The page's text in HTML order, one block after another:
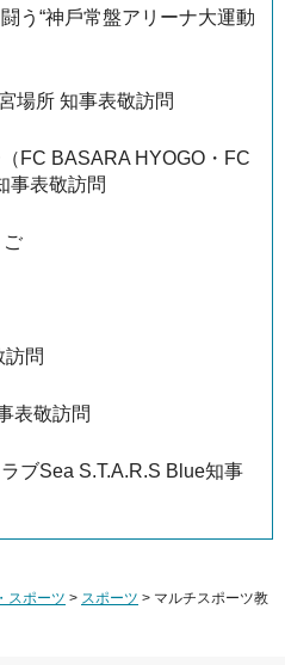
う“神⼾常盤アリーナ⼤運動
場所 知事表敬訪問
FC BASARA HYOGO・FC
事表敬訪問
ご
訪問
表敬訪問
ブSea S.T.A.R.S Blue知事
スポーツ > スポーツ > マルチスポーツ教